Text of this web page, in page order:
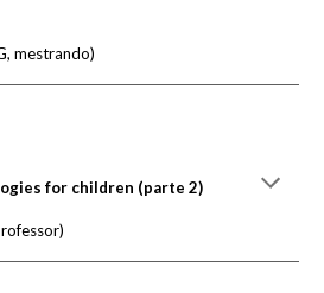
mestrando)
for children (parte 2)